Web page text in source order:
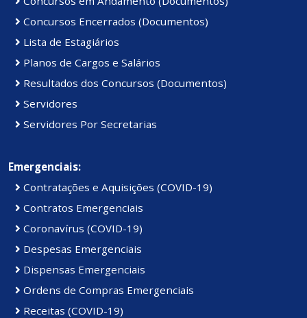
Concursos Encerrados (Documentos)
Lista de Estagiários
Planos de Cargos e Salários
Resultados dos Concursos (Documentos)
Servidores
Servidores Por Secretarias
Emergenciais:
Contratações e Aquisições (COVID-19)
Contratos Emergenciais
Coronavírus (COVID-19)
Despesas Emergenciais
Dispensas Emergenciais
Ordens de Compras Emergenciais
Receitas (COVID-19)